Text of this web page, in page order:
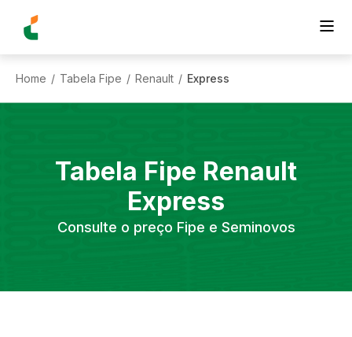
Home / Tabela Fipe / Renault / Express
Tabela Fipe Renault
Express
Consulte o preço Fipe e Seminovos